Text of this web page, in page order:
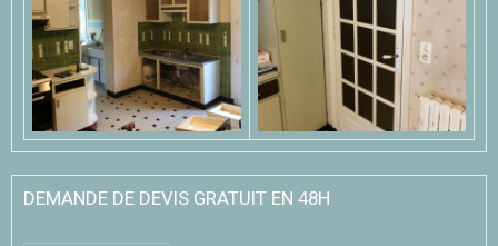
DEMANDE DE DEVIS GRATUIT EN 48H